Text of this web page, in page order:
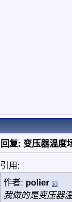
回复: 变压器温度
引用:
作者: polier
我做的是变压器